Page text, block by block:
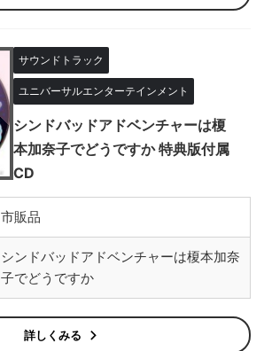
サウンドトラック
ユニバーサルエンターテインメント
シンドバッドアドベンチャーは榎
本加奈子でどうですか 特典版付属
CD
市販品
シンドバッドアドベンチャーは榎本加奈
子でどうですか
詳しくみる